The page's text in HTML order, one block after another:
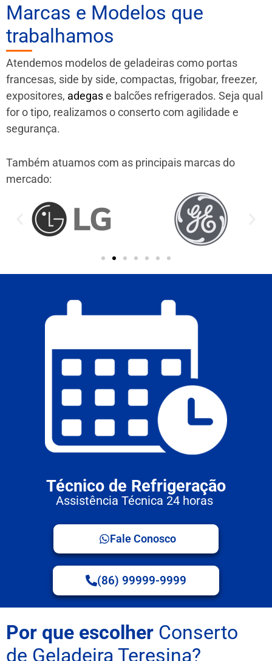
Marcas e Modelos que
trabalhamos
Atendemos modelos de geladeiras como portas
francesas, side by side, compactas, frigobar, freezer,
expositores, adegase balcões refrigerados. Seja qual
for o tipo, realizamos o conserto com agilidade e
segurança.
Também atuamos com as principais marcas do
mercado:
Técnico de Refrigeração
Assistência Técnica 24 horas
Fale Conosco
(86) 99999-9999
Por que escolher Conserto
de Geladeira Teresina?